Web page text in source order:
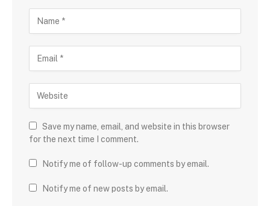
Save my name, email, and website in this browser
for the next time I comment.
Notify me of follow-up comments by email.
Notify me of new posts by email.